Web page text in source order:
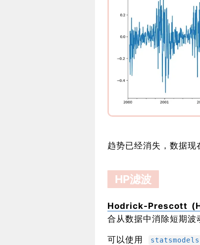
趋势已经消失，数据现
HP滤波
Hodrick-Prescott
合从数据中消除短期波
可以使用 statsmodels